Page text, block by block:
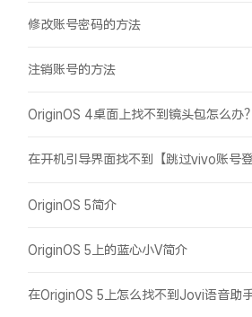
修改账号密码的方法
注销账号的方法
OriginOS 4桌面上找不到镜头包怎么办？
在开机引导界面找不到【跳过vivo账号
OriginOS 5简介
OriginOS 5上的蓝心小V简介
在OriginOS 5上怎么找不到Jovi语音助手